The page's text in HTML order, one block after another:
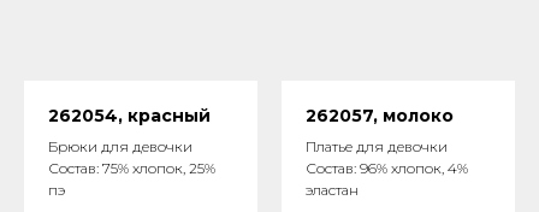
262054, красный
Брюки для девочки
Состав: 75% хлопок, 25%
пэ
262057, молоко
Платье для девочки
Состав: 96% хлопок, 4%
эластан